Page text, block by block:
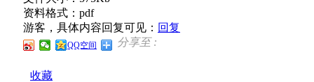
资料格式：pdf
游客，具体内容回复可见： 回复
分享至 :
QQ空间
收藏